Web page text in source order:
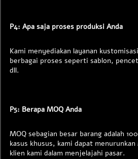
P4: Apa saja proses produksi Anda
Kami menyediakan layanan
berbagai proses seperti sablon,
dll.
P5: Berapa MOQ Anda
MOQ sebagian besar barang adalah
kasus khusus, kami dapat
klien kami dalam menjelajahi pasar.